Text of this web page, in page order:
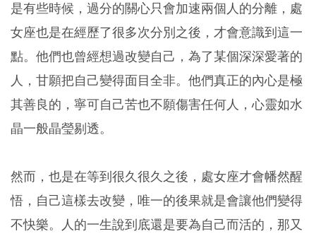
是有些時候，過分的關心只會加速兩個人的分離，處
女座也是在經歷了很多次分別之後，才會意識到這一
點。他們也曾經想過改變自己，為了某個深深愛著的
人，甘願把自己變得面目全非。他們真正的內心是極
其善良的，寧可自己苦也不願傷害任何人，心靈如水
晶一般晶瑩剔透。
然而，也是在等到很久很久之後，處女座才會幡然醒
悟，自己這樣去改變，唯一的後果就是會讓他們變得
不快樂。人的一生說到底還是要為自己而活的，那又